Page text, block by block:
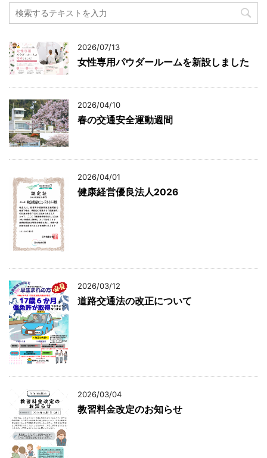
2026/07/13
女性専用パウダールームを新設しました
2026/04/10
春の交通安全運動週間
2026/04/01
健康経営優良法人2026
2026/03/12
道路交通法の改正について
2026/03/04
教習料金改定のお知らせ